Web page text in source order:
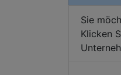
Sie
Klicken